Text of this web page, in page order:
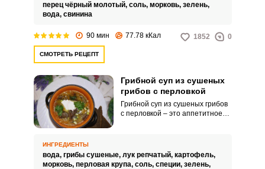
перец чёрный молотый, соль, морковь, зелень,
вода, свинина
90 мин 77.78 кКал 1852 0
СМОТРЕТЬ РЕЦЕПТ
Грибной суп из сушеных
грибов с перловкой
Грибной суп из сушеных грибов
с перловкой – это аппетитное
хлебом, зеленью и другими
дополнениями по вкусу.
ИНГРЕДИЕНТЫ
вода, грибы сушеные, лук репчатый, картофель,
морковь, перловая крупа, соль, специи, зелень,